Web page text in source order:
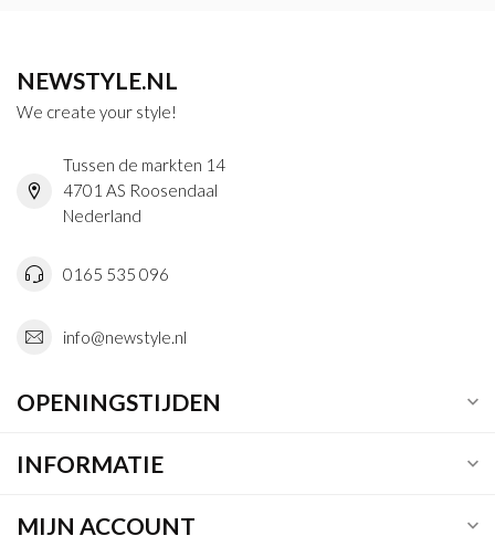
NEWSTYLE.NL
We create your style!
Tussen de markten 14
4701 AS Roosendaal
Nederland
0165 535 096
info@newstyle.nl
OPENINGSTIJDEN
INFORMATIE
MIJN ACCOUNT